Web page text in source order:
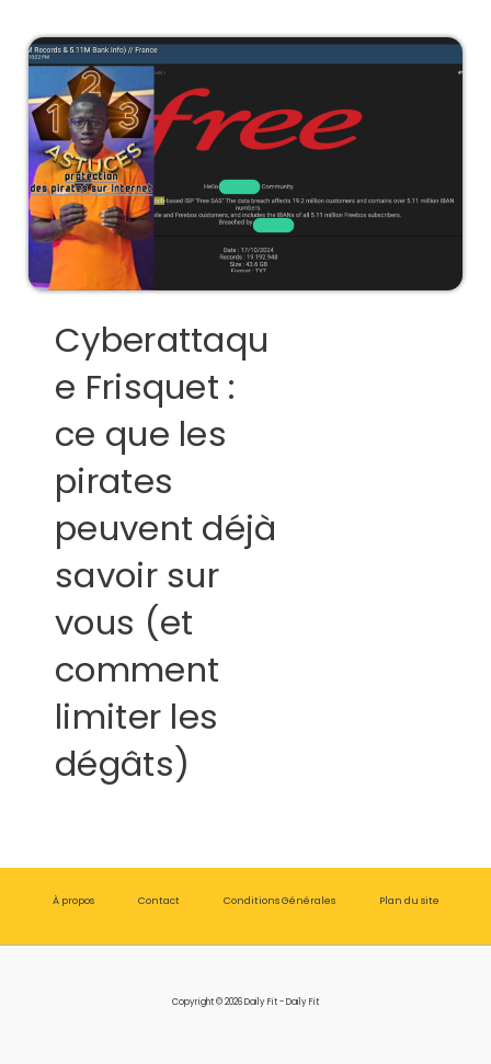
Cyberattaqu
e Frisquet :
ce que les
pirates
peuvent déjà
savoir sur
vous (et
comment
limiter les
dégâts)
À propos Contact Conditions Générales Plan du site
Copyright © 2026 Daily Fit - Daily Fit